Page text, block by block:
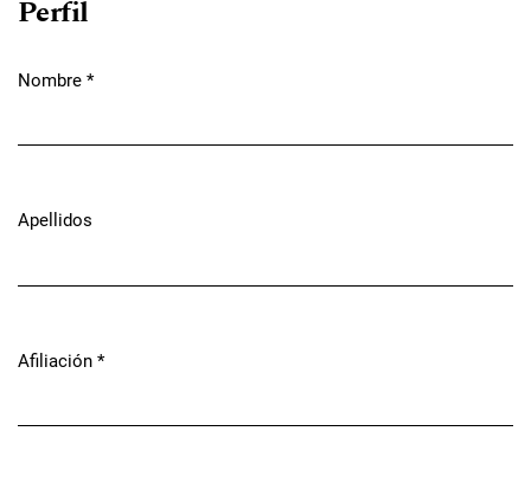
Perfil
Nombre *
Apellidos
Afiliación *